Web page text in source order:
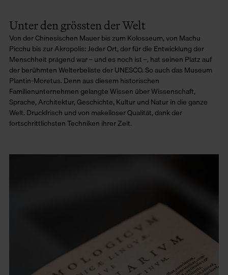
Unter den grössten der Welt
Von der Chinesischen Mauer bis zum Kolosseum, von Machu
Picchu bis zur Akropolis: Jeder Ort, der für die Entwicklung der
Menschheit prägend war – und es noch ist –, hat seinen Platz auf
der berühmten Welterbeliste der UNESCO. So auch das Museum
Plantin-Moretus. Denn aus diesem historischen
Familienunternehmen gelangte Wissen über Wissenschaft,
Sprache, Architektur, Geschichte, Kultur und Natur in die ganze
Welt. Druckfrisch und von makelloser Qualität, dank der
fortschrittlichsten Techniken ihrer Zeit.